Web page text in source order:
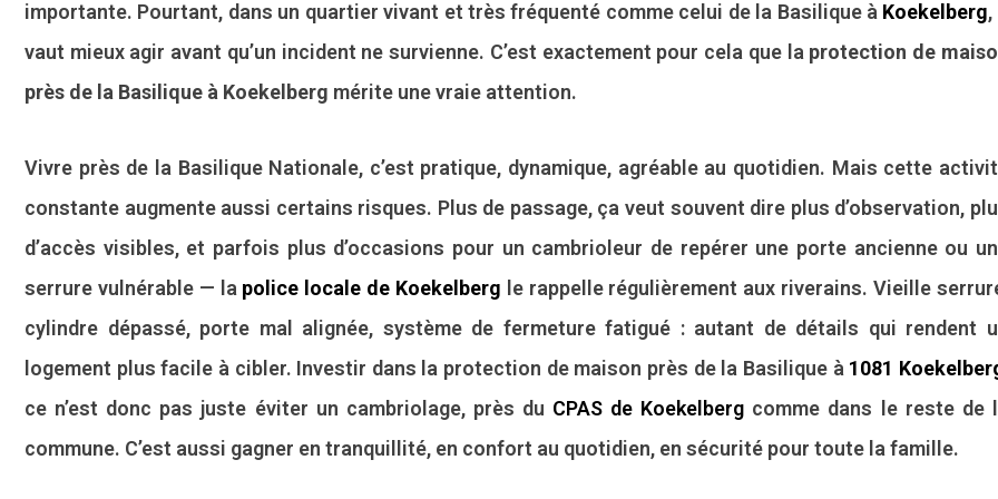
importante. Pourtant, dans un quartier vivant et très fréquenté comme celui de la Basilique à Koekelberg,
vaut mieux agir avant qu’un incident ne survienne. C’est exactement pour cela que la protection de
près de la Basilique à Koekelberg mérite une vraie attention.
Vivre près de la Basilique Nationale, c’est pratique, dynamique, agréable au quotidien. Mais cette
constante augmente aussi certains risques. Plus de passage, ça veut souvent dire plus d’observation,
d’accès visibles, et parfois plus d’occasions pour un cambrioleur de repérer une porte ancienne ou
serrure vulnérable — la police locale de Koekelberg le rappelle régulièrement aux riverains. Vieille
cylindre dépassé, porte mal alignée, système de fermeture fatigué : autant de détails qui rendent
logement plus facile à cibler. Investir dans la protection de maison près de la Basilique à 1081
ce n’est donc pas juste éviter un cambriolage, près du CPAS de Koekelberg comme dans le reste de
commune. C’est aussi gagner en tranquillité, en confort au quotidien, en sécurité pour toute la famille.